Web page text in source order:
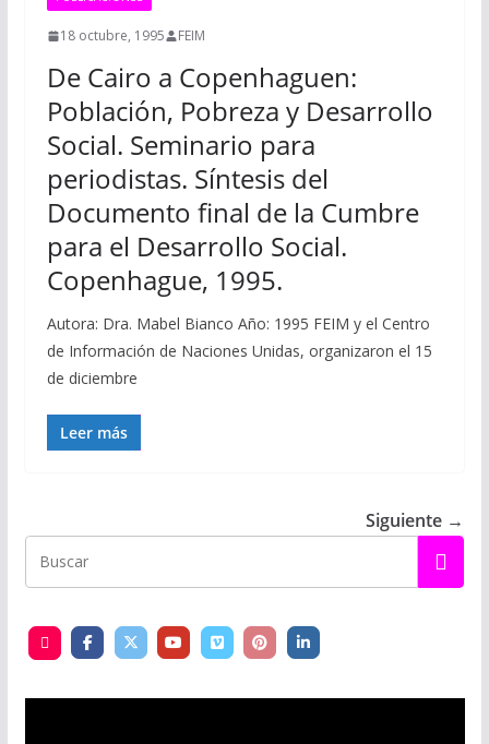
18 octubre, 1995 FEIM
De Cairo a Copenhaguen:
Población, Pobreza y Desarrollo
Social. Seminario para
periodistas. Síntesis del
Documento final de la Cumbre
para el Desarrollo Social.
Copenhague, 1995.
Autora: Dra. Mabel Bianco Año: 1995 FEIM y el Centro
de Información de Naciones Unidas, organizaron el 15
de diciembre
Leer más
Siguiente →